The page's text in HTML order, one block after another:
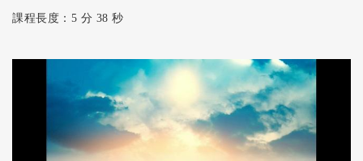
課程長度：5 分 38 秒